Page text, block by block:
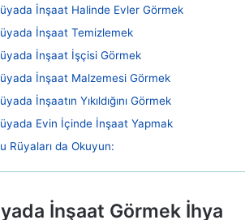
İnşaat Halinde Evler Görmek
İnşaat Temizlemek
İnşaat İşçisi Görmek
İnşaat Malzemesi Görmek
İnşaatın Yıkıldığını Görmek
Evin İçinde İnşaat Yapmak
Rüyaları da Okuyun:
İnşaat Görmek İhya